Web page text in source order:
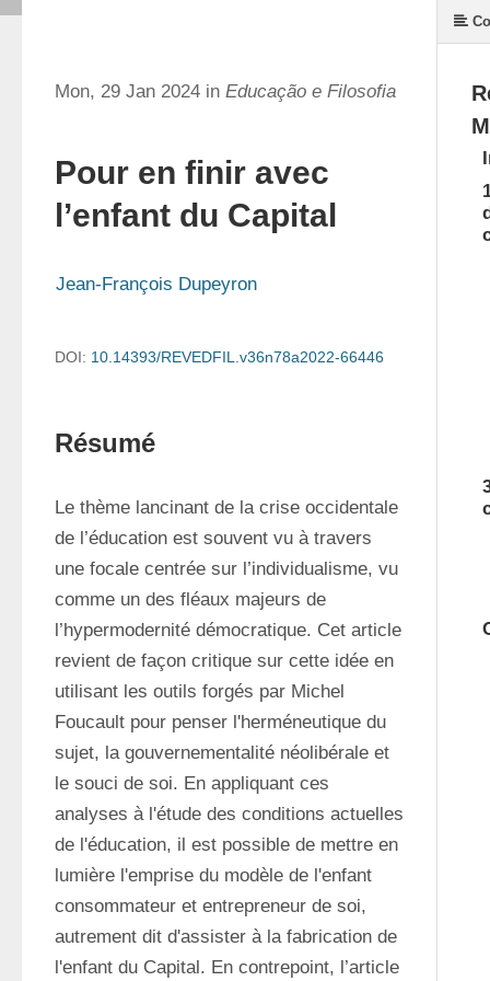
Mon, 29 Jan 2024 in Educação e Filosofia
Pour en finir avec
l’enfant du Capital
Jean-François Dupeyron
DOI: 10.14393/REVEDFIL.v36n78a2022-66446
Résumé
Le thème lancinant de la crise occidentale
de l’éducation est souvent vu à travers
une focale centrée sur l’individualisme, vu
comme un des fléaux majeurs de
l’hypermodernité démocratique. Cet article
revient de façon critique sur cette idée en
utilisant les outils forgés par Michel
Foucault pour penser l'herméneutique du
sujet, la gouvernementalité néolibérale et
le souci de soi. En appliquant ces
analyses à l'étude des conditions actuelles
de l'éducation, il est possible de mettre en
lumière l'emprise du modèle de l'enfant
consommateur et entrepreneur de soi,
autrement dit d'assister à la fabrication de
l'enfant du Capital. En contrepoint, l’article